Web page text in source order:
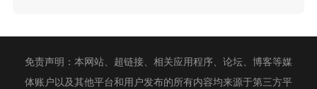
免责声明：本网站、超链接、相关应用程序、论坛、博客等媒
体账户以及其他平台和用户发布的所有内容均来源于第三方平